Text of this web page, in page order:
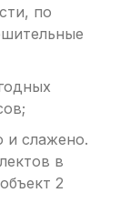
по
и слажено.
в
2